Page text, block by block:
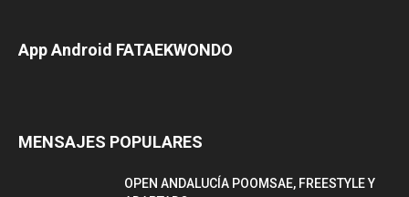
App Android FATAEKWONDO
MENSAJES POPULARES
OPEN ANDALUCÍA POOMSAE, FREESTYLE Y